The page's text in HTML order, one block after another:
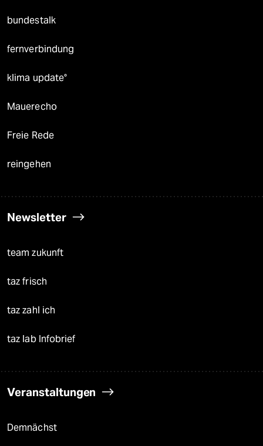
bundestalk
fernverbindung
klima update°
Mauerecho
Freie Rede
reingehen
Newsletter
team zukunft
taz frisch
taz zahl ich
taz lab Infobrief
Veranstaltungen
Demnächst